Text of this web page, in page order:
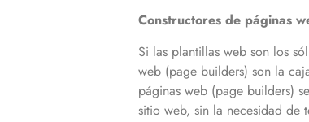
Constructores de páginas
Si las plantillas web son los
web (page builders) son la
páginas web (page builders)
sitio web, sin la necesidad de